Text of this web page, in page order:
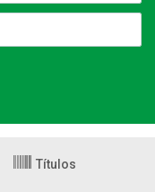
Títulos